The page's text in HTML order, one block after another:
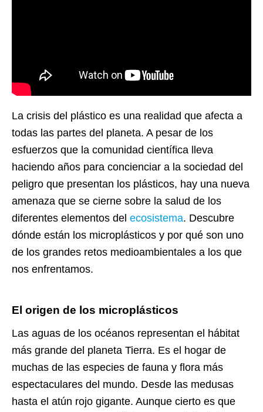
La crisis del plástico es una realidad que afecta a
todas las partes del planeta. A pesar de los
esfuerzos que la comunidad científica lleva
haciendo años para concienciar a la sociedad del
peligro que presentan los plásticos, hay una nueva
amenaza que se cierne sobre la salud de los
diferentes elementos del ecosistema. Descubre
dónde están los microplásticos y por qué son uno
de los grandes retos medioambientales a los que
nos enfrentamos.
El origen de los microplásticos
Las aguas de los océanos representan el hábitat
más grande del planeta Tierra. Es el hogar de
muchas de las especies de fauna y flora más
espectaculares del mundo. Desde las medusas
hasta el atún rojo gigante. Aunque cierto es que